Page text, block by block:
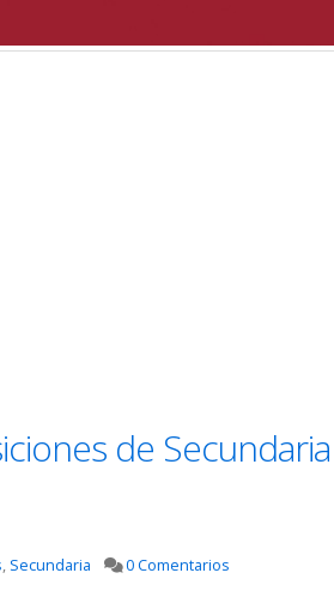
de
, Secundaria 0 Comentarios